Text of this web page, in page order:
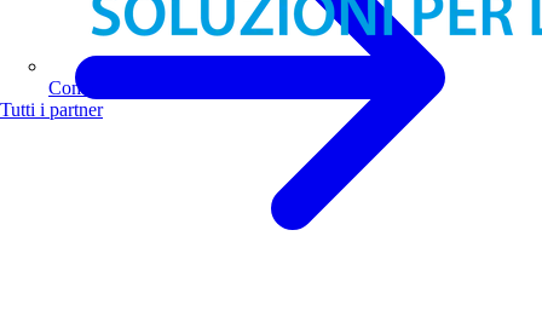
Comoli Ferrari
Tutti i partner